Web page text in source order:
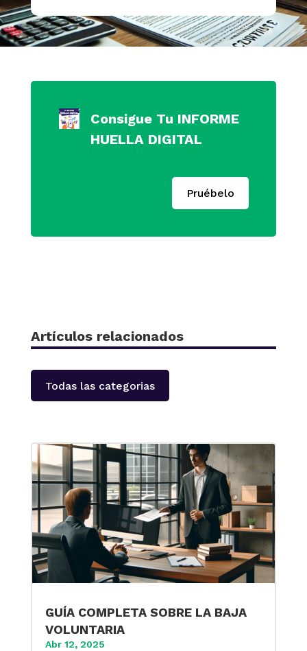
Consigue Tu INFORME
HUELLA DIGITAL
Pruébelo
Artículos relacionados
Todas las categorias
GUÍA COMPLETA SOBRE LA BAJA
VOLUNTARIA
Abr 12, 2025